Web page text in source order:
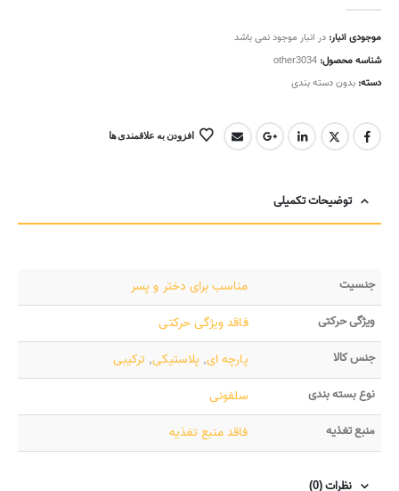
موجودی انبار: در انبار موجود نمی باشد
شناسه محصول: other3034
دسته: بدون دسته بندی
افزودن به علاقمندی ها
توضیحات تکمیلی
جنسیت مناسب برای دختر و پسر
ویژگی حرکتی فاقد ویژگی حرکتی
جنس کالا پارچه ای, پلاستیکی, ترکیبی
نوع بسته بندی سلفونی
منبع تغذیه فاقد منبع تغذیه
نظرات (0)